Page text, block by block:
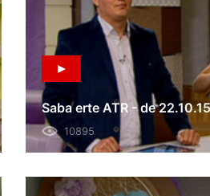
Saba erte ATR - de
10895